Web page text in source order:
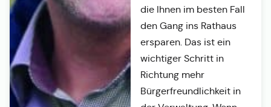
die Ihnen im besten Fall
den Gang ins Rathaus
ersparen. Das ist ein
wichtiger Schritt in
Richtung mehr
Bürgerfreundlichkeit in